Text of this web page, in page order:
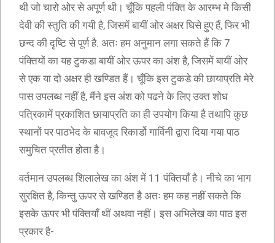
थी जो चारो ओर से अपूर्ण थी। चूँकि पहली पंक्ति के आरम्भ मे किसी
देवी की स्तुति की गयी है, जिसमें बायीं ओर अक्षर घिसे हुए हैं, फिर भी
छन्द की दृष्टि से पूर्ण है. अतः हम अनुमान लगा सकते हैं कि 7
पंक्तियों का यह टुकडा बायीं ओर ऊपर का अंश है, जिसमें बायीं ओर
से एक या दो अक्षर ही खण्डित हैं। चूँकि इस टुकडे की छायाप्रति मेरे
पास उपलब्ध नहीं है, मैंने इस अंश को पढने के लिए उक्त शोध
पत्रिकामें प्रकाशित छायाप्रति का ही उपयोग किया है तथापि कुछ
स्थानों पर पाठभेद के बावजूद रिकार्डो गार्विनी द्वारा दिया गया पाठ
समुचित प्रतीत होता है।
वर्तमान उपलब्ध शिलालेख का अंश में 11 पंक्तियाँ है। नीचे का भाग
सुरक्षित है, किन्तु ऊपर से खण्डित है अतः हम कह नहीं सकते कि
इसके ऊपर भी पंक्तियाँ थीं अथवा नहीं। इस अभिलेख का पाठ इस
प्रकार है-